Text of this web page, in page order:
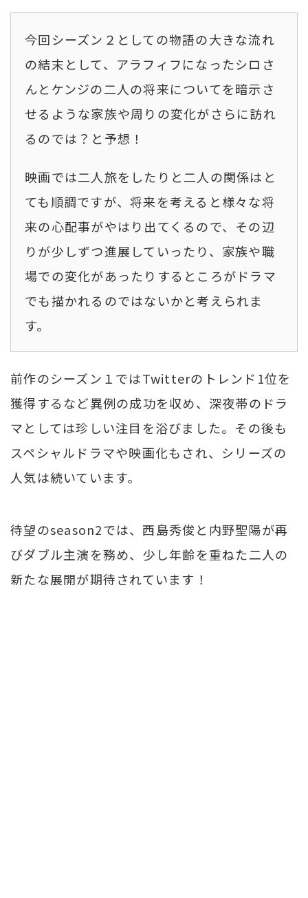
今回シーズン２としての物語の大きな流れ
の結末として、アラフィフになったシロさ
んとケンジの二人の将来についてを暗示さ
せるような家族や周りの変化がさらに訪れ
るのでは？と予想！
映画では二人旅をしたりと二人の関係はと
ても順調ですが、将来を考えると様々な将
来の心配事がやはり出てくるので、その辺
りが少しずつ進展していったり、家族や職
場での変化があったりするところがドラマ
でも描かれるのではないかと考えられま
す。
前作のシーズン１ではTwitterのトレンド1位を
獲得するなど異例の成功を収め、深夜帯のドラ
マとしては珍しい注目を浴びました。その後も
スペシャルドラマや映画化もされ、シリーズの
人気は続いています。
待望のseason2では、西島秀俊と内野聖陽が再
びダブル主演を務め、少し年齢を重ねた二人の
新たな展開が期待されています！